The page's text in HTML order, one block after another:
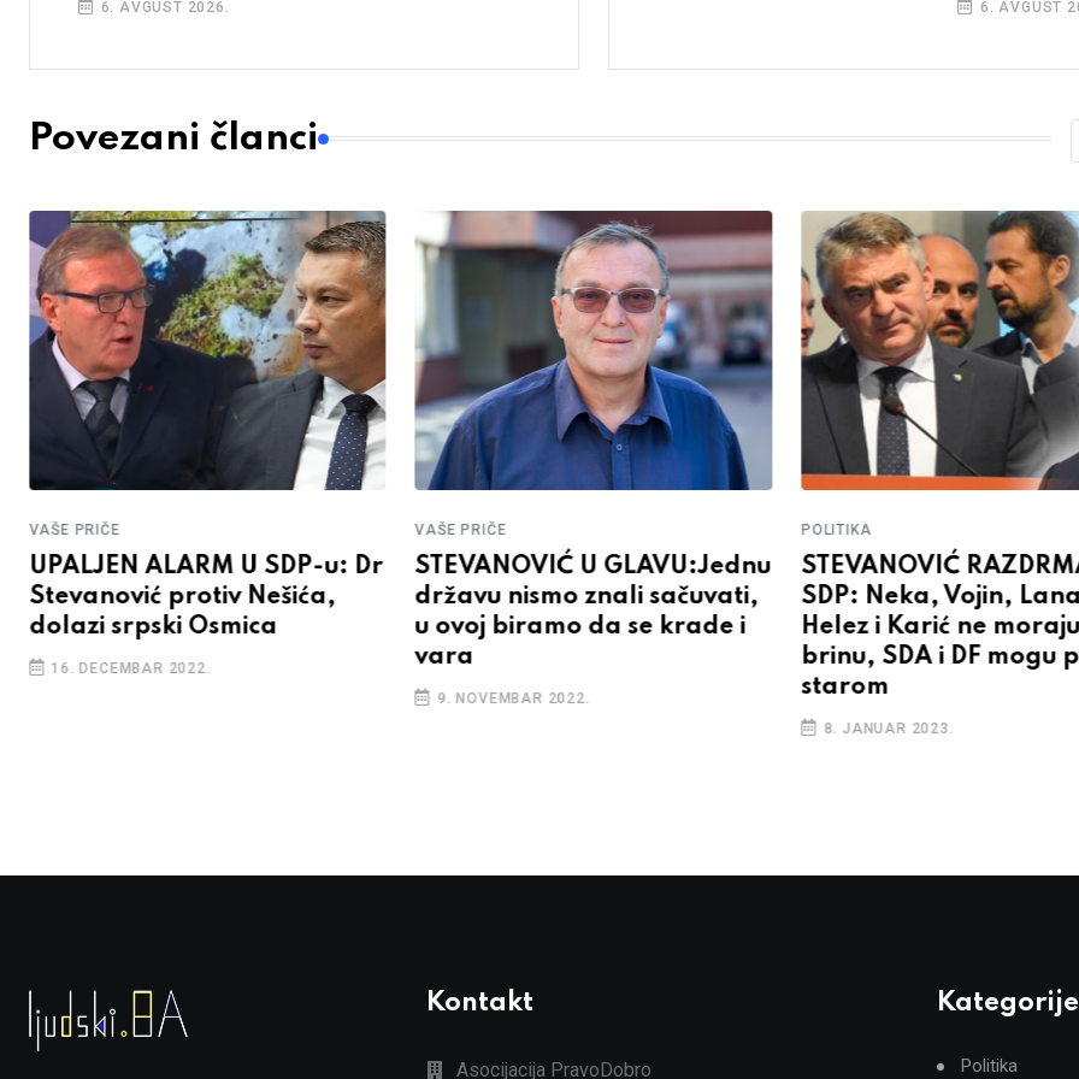
6. AVGUST 2026. 6. AVGUST
Povezani članci
VAŠE PRIČE
UPALJEN ALARM U SDP-u: Dr
Stevanović protiv Nešića,
dolazi srpski Osmica
16. DECEMBAR 2022.
VAŠE PRIČE
STEVANOVIĆ U GLAVU:Jednu
državu nismo znali sačuvati,
u ovoj biramo da se krade i
vara
9. NOVEMBAR 2022.
POLITIKA
STEVANOVIĆ
SDP: Neka, Vojin,
Helez i Karić ne
brinu, SDA i DF mogu
starom
8. JANUAR 2023.
Kontakt
Asocijacija PravoDobro
Kategorije
Politika